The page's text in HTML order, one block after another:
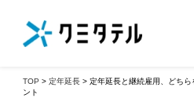
TOP >定年延長 > 定年延長と継続雇用、どち
ント